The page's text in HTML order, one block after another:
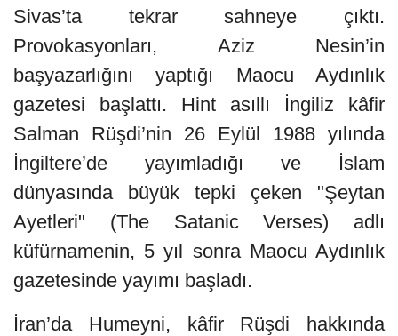
Sivas’ta tekrar sahneye çıktı.
Provokasyonları, Aziz Nesin’in
başyazarlığını yaptığı Maocu Aydınlık
gazetesi başlattı. Hint asıllı İngiliz kâfir
Salman Rüşdi’nin 26 Eylül 1988 yılında
İngiltere’de yayımladığı ve İslam
dünyasında büyük tepki çeken "Şeytan
Ayetleri" (The Satanic Verses) adlı
küfürnamenin, 5 yıl sonra Maocu Aydınlık
gazetesinde yayımı başladı.
İran’da Humeyni, kâfir Rüşdi hakkında